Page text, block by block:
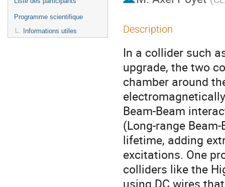
Programme scientifique
Informations utiles
Description
In a collider such
upgrade, the two
chamber around
Beam-Beam
(Long-range
lifetime, adding
excitations. One
colliders like the
using DC wires